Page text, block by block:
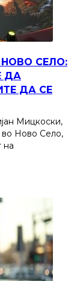
СЕЛО:
ДА
ДА СЕ
Мицкоски,
во Ново Село,
на